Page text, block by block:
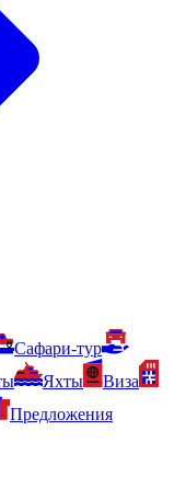
Сафари-тур
Яхты
Виза
Предложения